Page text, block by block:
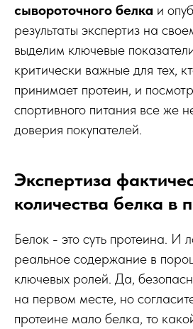
сывороточного белка и
результаты экспертиз на
выделим ключевые
критически важные для тех,
принимает протеин, и
спортивного питания все же
доверия покупателей.
Экспертиза
количества белка в
Белок - это суть протеина. И
реальное содержание в
ключевых ролей. Да,
на первом месте, но
протеине мало белка, то